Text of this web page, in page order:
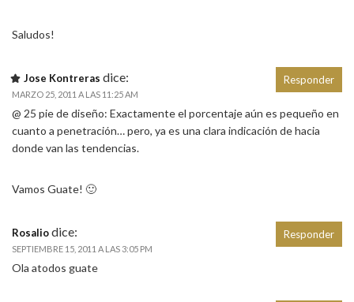
Saludos!
Jose Kontreras dice:
MARZO 25, 2011 A LAS 11:25 AM
@ 25 pie de diseño: Exactamente el porcentaje aún es pequeño en
cuanto a penetración… pero, ya es una clara indicación de hacia
donde van las tendencias.
Vamos Guate! 🙂
Responder
Rosaliodice:
SEPTIEMBRE 15, 2011 A LAS 3:05 PM
Ola atodos guate
Responder